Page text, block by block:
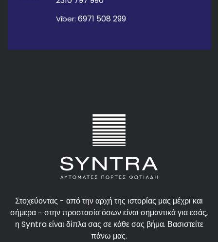
Viber: 6971 508 299
Στοχεύοντας - από την αρχή της ιστορίας μας μέχρι και
σήμερα - στην προστασία όσων είναι σημαντικά για εσάς,
η Syntra είναι δίπλα σας σε κάθε σας βήμα. Βασιστείτε
πάνω μας.